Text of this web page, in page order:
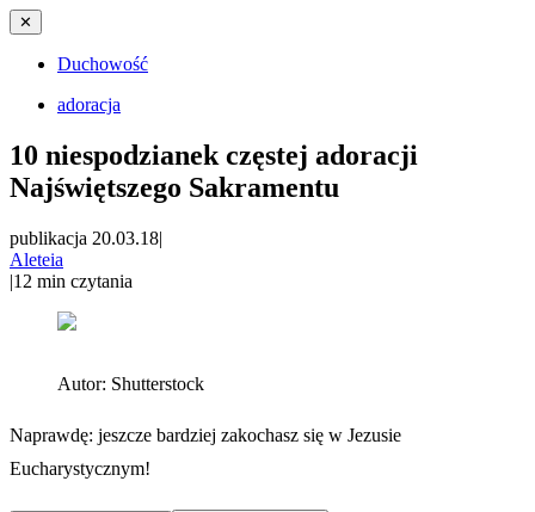
✕
Duchowość
adoracja
10 niespodzianek częstej adoracji
Najświętszego Sakramentu
publikacja 20.03.18|
Aleteia
|12 min czytania
Autor: Shutterstock
Naprawdę: jeszcze bardziej zakochasz się w Jezusie
Eucharystycznym!